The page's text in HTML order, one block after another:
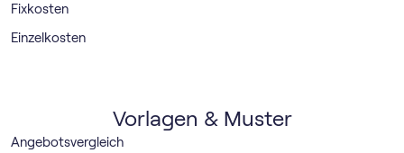
Fixkosten
Einzelkosten
Vorlagen & Muster
Angebotsvergleich